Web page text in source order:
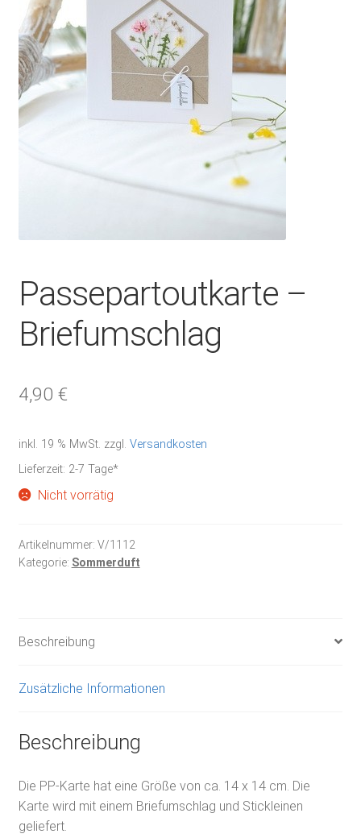
Passepartoutkarte –
Briefumschlag
4,90 €
inkl. 19 % MwSt. zzgl. Versandkosten
Lieferzeit: 2-7 Tage*
Nicht vorrätig
Artikelnummer: V/1112
Kategorie: Sommerduft
Beschreibung
Zusätzliche Informationen
Beschreibung
Die PP-Karte hat eine Größe von ca. 14 x 14 cm. Die
Karte wird mit einem Briefumschlag und Stickleinen
geliefert.